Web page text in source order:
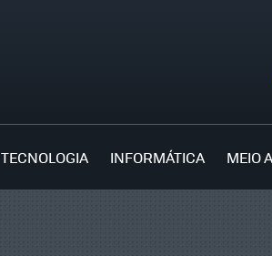
TECNOLOGIA INFORMÁTICA MEIO